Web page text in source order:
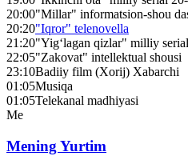
20:00"Millar" informatsion-shou
20:20"Iqror" telenovella
21:20"Yig‘lagan qizlar" milliy
22:05"Zakovat" intellektual shousi
23:10Badiiy film (Xorij) Xabarchi
01:05Musiqa
01:05Telekanal madhiyasi
Me
Mening Yurtim